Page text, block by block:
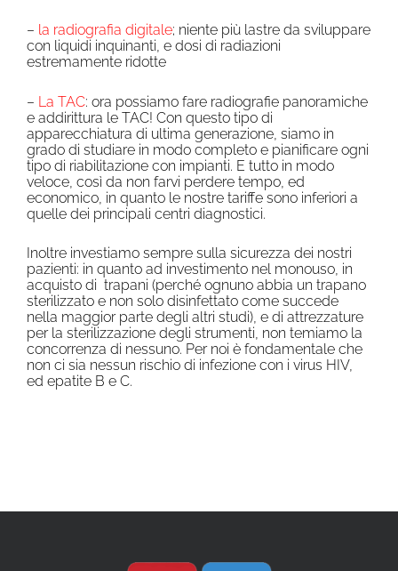
– la radiografia digitale; niente più lastre da sviluppare
con liquidi inquinanti, e dosi di radiazioni
estremamente ridotte
– La TAC: ora possiamo fare radiografie panoramiche
e addirittura le TAC! Con questo tipo di
apparecchiatura di ultima generazione, siamo in
grado di studiare in modo completo e pianificare ogni
tipo di riabilitazione con impianti. E tutto in modo
veloce, così da non farvi perdere tempo, ed
economico, in quanto le nostre tariffe sono inferiori a
quelle dei principali centri diagnostici.
Inoltre investiamo sempre sulla sicurezza dei nostri
pazienti: in quanto ad investimento nel monouso, in
acquisto di trapani (perché ognuno abbia un trapano
sterilizzato e non solo disinfettato come succede
nella maggior parte degli altri studi), e di attrezzature
per la sterilizzazione degli strumenti, non temiamo la
concorrenza di nessuno. Per noi è fondamentale che
non ci sia nessun rischio di infezione con i virus HIV,
ed epatite B e C.